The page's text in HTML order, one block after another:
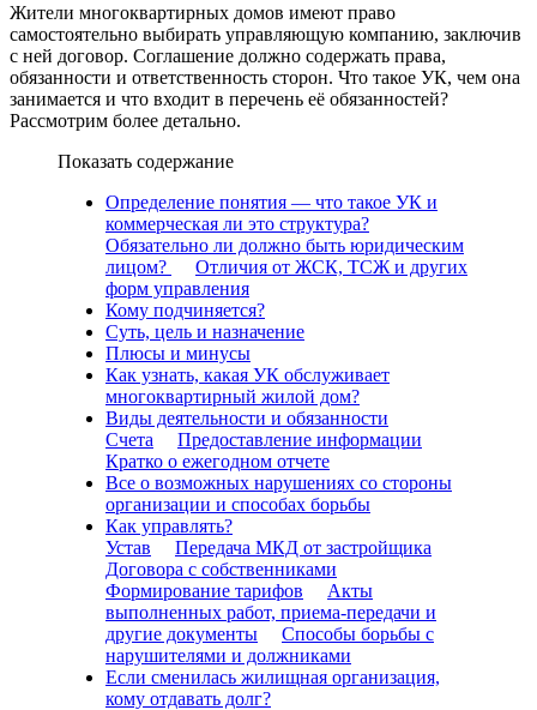
Жители многоквартирных домов имеют право
самостоятельно выбирать управляющую компанию, заключив
с ней договор. Соглашение должно содержать права,
обязанности и ответственность сторон. Что такое УК, чем она
занимается и что входит в перечень её обязанностей?
Рассмотрим более детально.
Показать содержание
Определение понятия — что такое УК и
коммерческая ли это структура?
Обязательно ли должно быть юридическим
лицом?
Отличия от ЖСК, ТСЖ и других
форм управления
Кому подчиняется?
Суть, цель и назначение
Плюсы и минусы
Как узнать, какая УК обслуживает
многоквартирный жилой дом?
Виды деятельности и обязанности
Счета
Предоставление информации
Кратко о ежегодном отчете
Все о возможных нарушениях со стороны
организации и способах борьбы
Как управлять?
Устав
Передача МКД от застройщика
Договора с собственниками
Формирование тарифов
Акты
выполненных работ, приема-передачи и
другие документы
Способы борьбы с
нарушителями и должниками
Если сменилась жилищная организация,
кому отдавать долг?